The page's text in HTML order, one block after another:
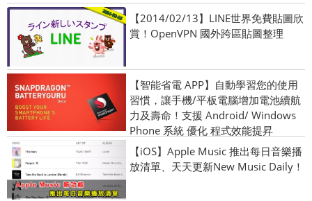
【2014/02/13】LINE世界免費貼圖欣
賞！OpenVPN 國外跨區貼圖整理
【智能省電 APP】自動學習您的使用
習慣，讓手機/平板電腦增加電池續航
力及壽命！支援 Android/ Windows
Phone 系統 優化 程式效能提昇
【iOS】Apple Music 推出每日音樂播
放清單、天天更新New Music Daily！